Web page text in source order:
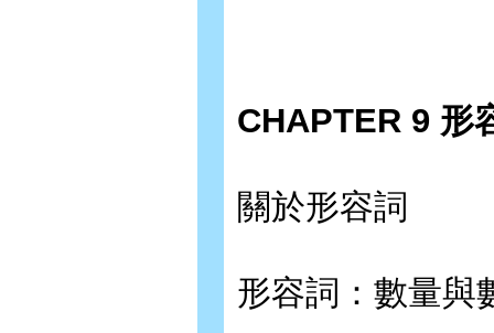
CHAPTER 9 形
關於形容詞
形容詞：數量與